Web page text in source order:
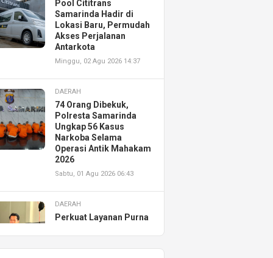
Pool Cititrans
Samarinda Hadir di
Lokasi Baru, Permudah
Akses Perjalanan
Antarkota
Minggu, 02 Agu 2026 14:37
DAERAH
74 Orang Dibekuk,
Polresta Samarinda
Ungkap 56 Kasus
Narkoba Selama
Operasi Antik Mahakam
2026
Sabtu, 01 Agu 2026 06:43
DAERAH
Perkuat Layanan Purna
Resmikan AHASS